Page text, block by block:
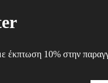
έκπτωση 10% στην